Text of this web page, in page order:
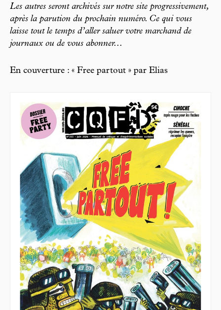
Les autres seront archivés sur notre site progressivement,
après la parution du prochain numéro. Ce qui vous
laisse tout le temps d’aller saluer votre marchand de
journaux ou de vous abonner...
En couverture : « Free partout » par Elias